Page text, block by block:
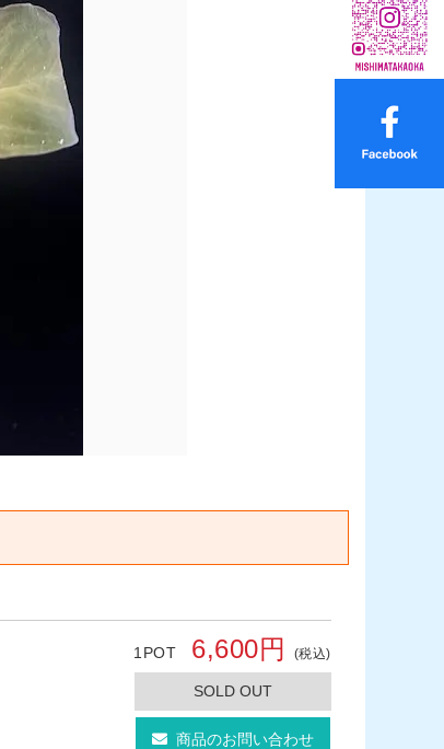
1POT 6,600円 (税込)
SOLD OUT
商品のお問い合わせ